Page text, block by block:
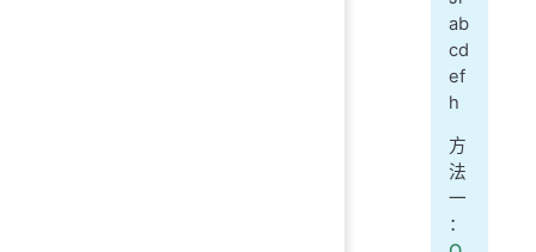
ab
cd
ef
h
方
法
一
：